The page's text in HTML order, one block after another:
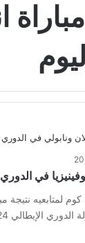
في
لمتابعيه نتيجة